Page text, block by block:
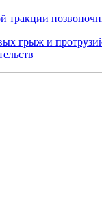
тракции
грыж и